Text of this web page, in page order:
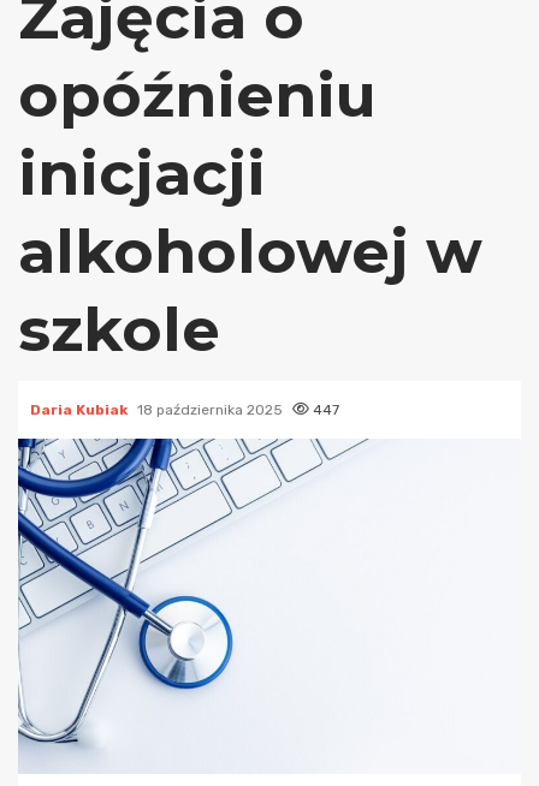
Zajęcia o
opóźnieniu
inicjacji
alkoholowej w
szkole
Daria Kubiak 18 października 2025 447